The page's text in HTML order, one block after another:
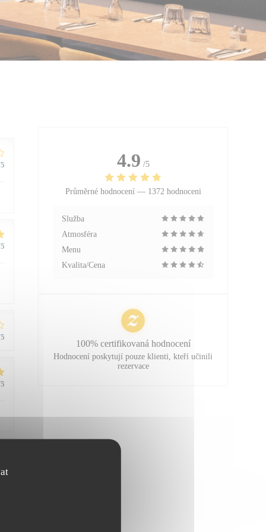
4.9 /5
Průměrné hodnocení — 1372 hodnoceni
Služba
Atmosféra
Menu
Kvalita/Cena
100% certifikovaná hodnocení
Hodnocení poskytují pouze klienti, kteří učinili
rezervace